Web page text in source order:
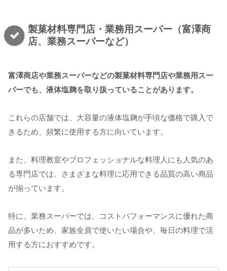
製菓材料専門店・業務用スーパー（富澤商
店、業務スーパーなど）
富澤商店や業務スーパーなどの製菓材料専門店や業務用スー
パーでも、液体塩麹を取り扱っていることがあります。
これらの店舗では、大容量の液体塩麹が手頃な価格で購入で
きるため、頻繁に使用する方に向いています。
また、料理教室やプロフェッショナルな料理人にも人気のあ
る専門店では、さまざまな料理に応用できる品質の高い商品
が揃っています。
特に、業務スーパーでは、コストパフォーマンスに優れた商
品が多いため、家族全員で使いたい場合や、毎日の料理で活
用する方におすすめです。